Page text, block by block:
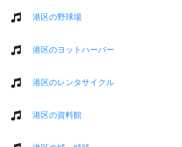
港区の野球場
港区のヨットハーバー
港区のレンタサイクル
港区の資料館